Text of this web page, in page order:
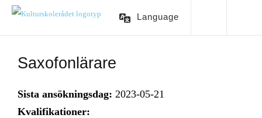
Language
Saxofonlärare
Sista ansökningsdag: 2023-05-21
Kvalifikationer: